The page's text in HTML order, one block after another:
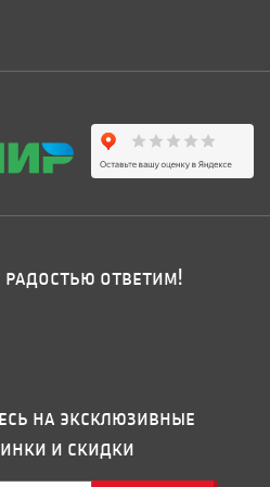
ответим!
на эксклюзивные
и скидки